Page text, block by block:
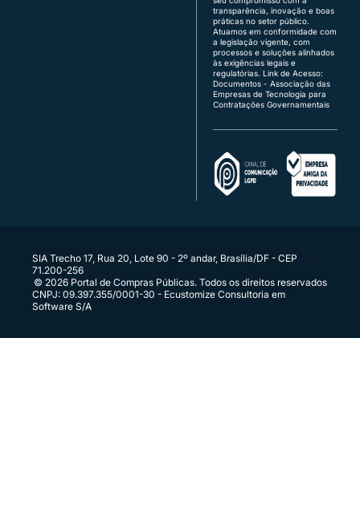
Atendimento de segunda a sexta, das 8h às 18h
(horário de Brasília), exceto feriados.
Quer vender para o governo?
fornecedor@portaldecompraspublicas.com.b
comprador@portaldecompraspublicas.com.b
Conecte seus sistemas diretamente ao Portal
transparência, inovação e boas
práticas no setor público.
Atuamos em conformidade com
a legislação vigente, com
processos e soluções alinhados
às exigências legais e
regulatórias. Link de Acesso:
Documentos - Associação das
Empresas de Tecnologia para
Contratações Governamentais
SIA Trecho 17, Rua 20, Lote 90 - 2º andar, Brasília/DF - CEP
71.200-256
© 2026 Portal de Compras Públicas. Todos os direitos reservados
CNPJ: 09.397.355/0001-30 - Ecustomize Consultoria em
Software S/A